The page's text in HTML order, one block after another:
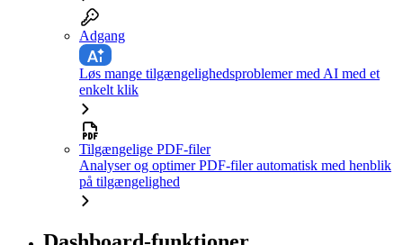
Adgang
Løs mange tilgængelighedsproblemer med AI med et
enkelt klik
Tilgængelige PDF-filer
Analyser og optimer PDF-filer automatisk med henblik
på tilgængelighed